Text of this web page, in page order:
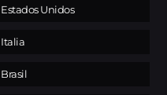
Estados Unidos
Italia
Brasil